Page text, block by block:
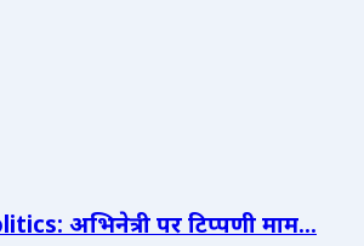
अभिनेत्री पर टिप्पणी माम...